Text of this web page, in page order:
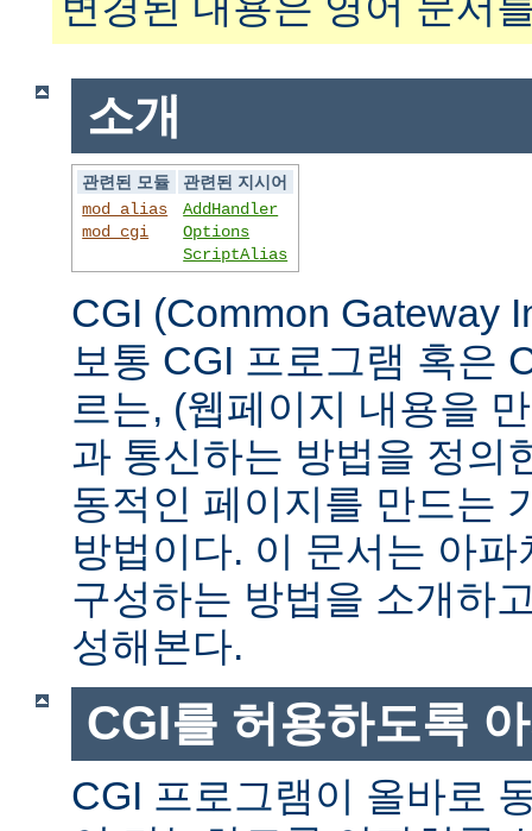
소개
관련된 모듈
관련된 지시어
mod_alias
mod_cgi
AddHandler
Options
ScriptAlias
CGI (Common Gateway
보통 CGI 프로그램 혹은
르는, (웹페이지 내용을
과 통신하는 방법을 정의
동적인 페이지를 만드는
방법이다. 이 문서는 아
구성하는 방법을 소개하
성해본다.
CGI를 허용하도록
CGI 프로그램이 올바로